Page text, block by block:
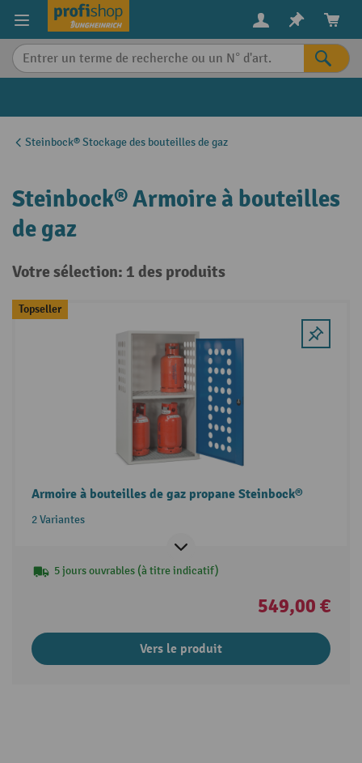
content
Steinbock® Stockage des bouteilles de gaz
Steinbock® Armoire à bouteilles
de gaz
Votre sélection: 1 des produits
Topseller
Armoire à bouteilles de gaz propane Steinbock®
2 Variantes
5 jours ouvrables (à titre indicatif)
549,00 €
Vers le produit